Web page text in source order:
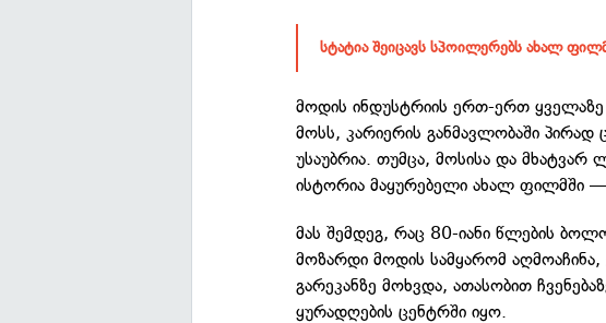
სტატია შეიცავს სპოილერებს ახალ
მოდის ინდუსტრიის ერთ-ერთ
მოსს, კარიერის განმავლობაში
უსაუბრია. თუმცა, მოსისა და
ისტორია მაყურებელი ახალ ფილმში —
მას შემდეგ, რაც 80-იანი წლების
მოზარდი მოდის სამყარომ
გარეკანზე მოხვდა, ათასობით
ყურადღების ცენტრში იყო.